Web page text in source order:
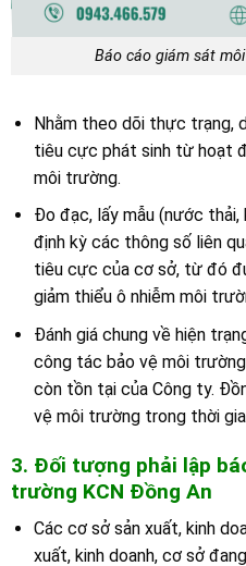
Báo cáo giám sát
Nhằm theo dõi thực trạng,
tiêu cực phát sinh từ hoạt
môi trường.
Đo đạc, lấy mẫu (nước
định kỳ các thông số liên
tiêu cực của cơ sở, từ đó
giảm thiểu ô nhiễm môi
Đánh giá chung về hiện
công tác bảo vệ môi
còn tồn tại của Công ty.
vệ môi trường trong thời
3. Đối tượng phải lập
trường KCN Đồng An
Các cơ sở sản xuất, kinh
xuất, kinh doanh, cơ sở